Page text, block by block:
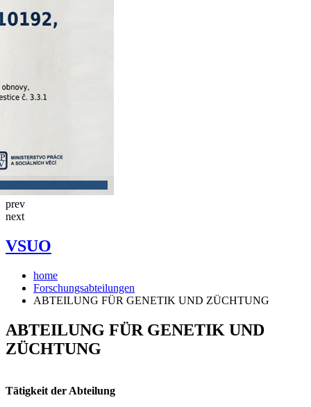
prev
next
VSUO
home
Forschungsabteilungen
ABTEILUNG FÜR GENETIK UND ZÜCHTUNG
ABTEILUNG FÜR GENETIK UND
ZÜCHTUNG
Tätigkeit der Abteilung